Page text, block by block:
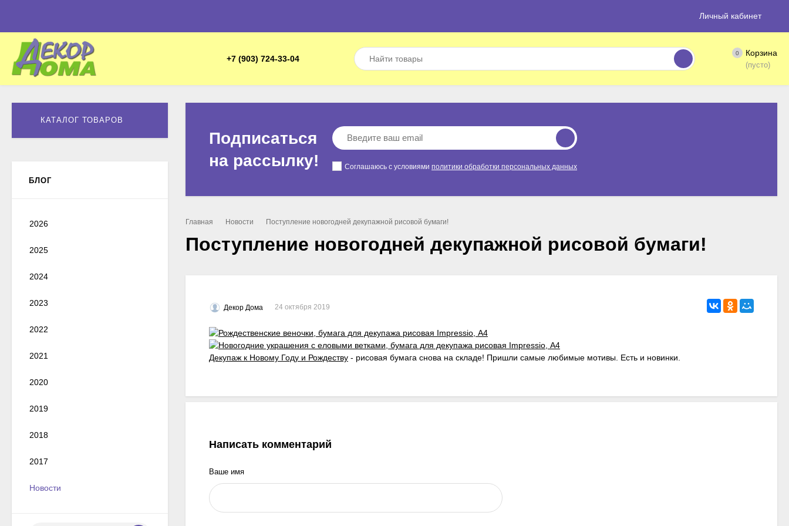
Личный кабинет
+7 (903) 724-33-04
0 Корзина
(пусто)
Подписаться
на рассылкy!
Соглашаюсь с условиями политики обработки персональных данных
Главная Новости Поступление новогодней декупажной рисовой бумаги!
Поступление новогодней декупажной рисовой бумаги!
Декор Дома 24 октября 2019
Декупаж к Новому Году и Рождеству - рисовая бумага снова на складе! Пришли самые любимые мотивы. Есть и новинки.
Написать комментарий
Ваше имя
КАТАЛОГ ТОВАРОВ
БЛОГ
2026
2025
2024
2023
2022
2021
2020
2019
2018
2017
Новости